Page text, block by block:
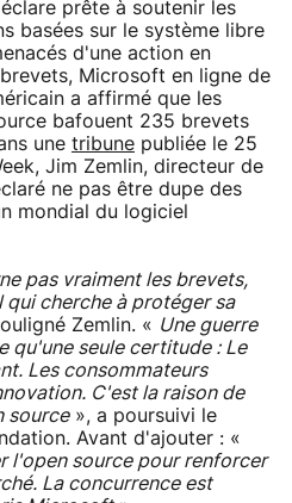
prête à soutenir les
basées sur le système libre
d'une action en
Microsoft en ligne de
a affirmé que les
bafouent 235 brevets
une tribune publiée le 25
Jim Zemlin, directeur de
ne pas être dupe des
mondial du logiciel
pas vraiment les brevets,
cherche à protéger sa
Zemlin. « Une guerre
qu'une seule certitude : Le
Les consommateurs
C'est la raison de
source», a poursuivi le
Avant d'ajouter : «
l'open source pour renforcer
La concurrence est